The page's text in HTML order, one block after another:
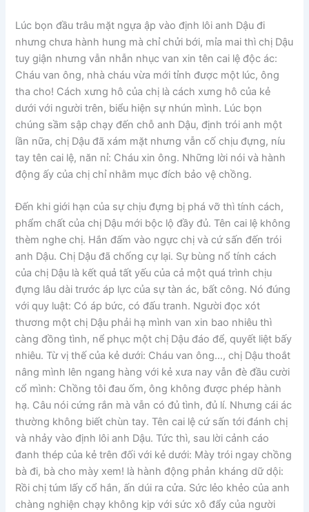
Lúc bọn đầu trâu mặt ngựa ập vào định lôi anh Dậu đi
nhưng chưa hành hung mà chỉ chửi bới, mỉa mai thì chị Dậu
tuy giận nhưng vẫn nhẫn nhục van xin tên cai lệ độc ác:
Cháu van ông, nhà cháu vừa mới tỉnh được một lúc, ông
tha cho! Cách xưng hô của chị là cách xưng hô của kẻ
dưới với người trên, biểu hiện sự nhún mình. Lúc bọn
chúng sầm sập chạy đến chỗ anh Dậu, định trói anh một
lần nữa, chị Dậu đã xám mặt nhưng vẫn cố chịu đựng, níu
tay tên cai lệ, năn nỉ: Cháu xin ông. Những lời nói và hành
động ấy của chị chỉ nhằm mục đích bảo vệ chồng.
Đến khi giới hạn của sự chịu đựng bị phá vỡ thì tính cách,
phẩm chất của chị Dậu mới bộc lộ đầy đủ. Tên cai lệ không
thèm nghe chị. Hắn đấm vào ngực chị và cứ sấn đến trói
anh Dậu. Chị Dậu đã chống cự lại. Sự bùng nổ tính cách
của chị Dậu là kết quả tất yếu của cả một quá trình chịu
đựng lâu dài trước áp lực của sự tàn ác, bất công. Nó đúng
với quy luật: Có áp bức, có đấu tranh. Người đọc xót
thương một chị Dậu phải hạ mình van xin bao nhiêu thì
càng đồng tình, nể phục một chị Dậu đáo để, quyết liệt bấy
nhiêu. Từ vị thế của kẻ dưới: Cháu van ông…, chị Dậu thoắt
nâng mình lên ngang hàng với kẻ xưa nay vẫn đè đầu cười
cổ mình: Chồng tôi đau ốm, ông không được phép hành
hạ. Câu nói cứng rắn mà vẫn có đủ tình, đủ lí. Nhưng cái ác
thường không biết chùn tay. Tên cai lệ cứ sấn tới đánh chị
và nhảy vào định lôi anh Dậu. Tức thì, sau lời cảnh cáo
đanh thép của kẻ trên đối với kẻ dưới: Mày trói ngay chồng
bà đi, bà cho mày xem! là hành động phản kháng dữ dội:
Rồi chị túm lấy cổ hắn, ấn dúi ra cửa. Sức lẻo khẻo của anh
chàng nghiện chạy không kịp với sức xô đẩy của người